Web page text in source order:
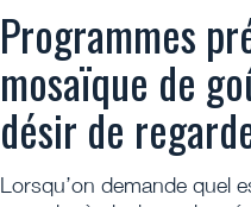
Programmes
mosaïque de
désir de
Lorsqu’on demande quel